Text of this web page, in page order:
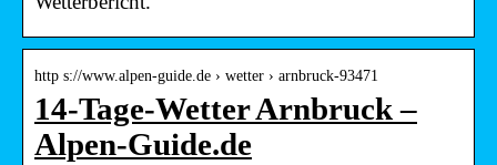
http s://www.alpen-guide.de › wetter › arnbruck-93471
14-Tage-Wetter Arnbruck –
Alpen-Guide.de